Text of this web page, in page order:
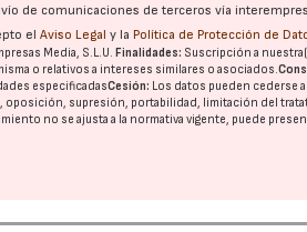
de comunicaciones de terceros vía
elAviso Legal y la Política de Protección de
Media, S.L.U. Finalidades: Suscripción a
o relativos a intereses similares o asociados.
especificadasCesión: Los datos pueden cederse
oposición, supresión, portabilidad, limitación del
no se ajusta a la normativa vigente, puede